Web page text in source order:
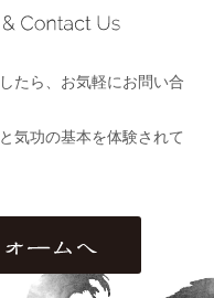
たら、お気軽にお問い合
気功の基本を体験されて